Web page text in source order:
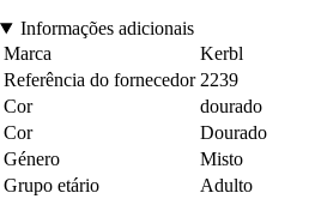
Informações adicionais
Marca
Kerbl
Referência do fornecedor 2239
Cor
dourado
Cor
Dourado
Género
Misto
Grupo etário
Adulto